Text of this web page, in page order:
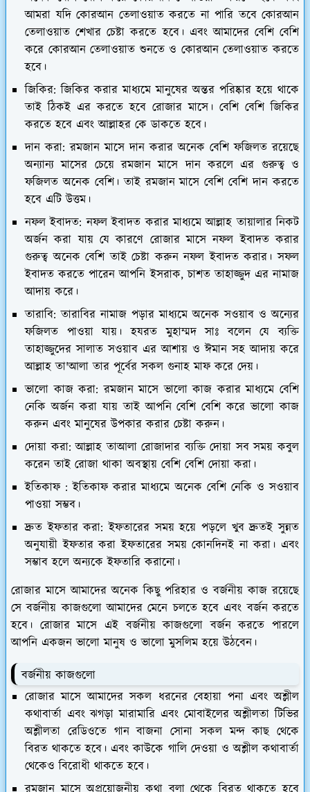
আমরা যদি কোরআন তেলাওয়াত করতে না পারি তবে কোরআন
তেলাওয়াত শেখার চেষ্টা করতে হবে। এবং আমাদের বেশি বেশি
করে কোরআন তেলাওয়াত শুনতে ও কোরআন তেলাওয়াত করতে
হবে।
জিকির: জিকির করার মাধ্যমে মানুষের অন্তর পরিষ্কার হয়ে থাকে
তাই ঠিকই এর করতে হবে রোজার মাসে। বেশি বেশি জিকির
করতে হবে এবং আল্লাহর কে ডাকতে হবে।
দান করা: রমজান মাসে দান করার অনেক বেশি ফজিলত রয়েছে
অন্যান্য মাসের চেয়ে রমজান মাসে দান করলে এর গুরুত্ব ও
ফজিলত অনেক বেশি। তাই রমজান মাসে বেশি বেশি দান করতে
হবে এটি উত্তম।
নফল ইবাদত: নফল ইবাদত করার মাধ্যমে আল্লাহ তায়ালার নিকট
অর্জন করা যায় যে কারণে রোজার মাসে নফল ইবাদত করার
গুরুত্ব অনেক বেশি তাই চেষ্টা করুন নফল ইবাদত করার। সফল
ইবাদত করতে পারেন আপনি ইসরাক, চাশত তাহাজ্জুদ এর নামাজ
আদায় করে।
তারাবি: তারাবির নামাজ পড়ার মাধ্যমে অনেক সওয়াব ও অন্যের
ফজিলত পাওয়া যায়। হযরত মুহাম্মদ সাঃ বলেন যে ব্যক্তি
তাহাজ্জুদের সালাত সওয়াব এর আশায় ও ঈমান সহ আদায় করে
আল্লাহ তা'আলা তার পূর্বের সকল গুনাহ মাফ করে দেয়।
ভালো কাজ করা: রমজান মাসে ভালো কাজ করার মাধ্যমে বেশি
নেকি অর্জন করা যায় তাই আপনি বেশি বেশি করে ভালো কাজ
করুন এবং মানুষের উপকার করার চেষ্টা করুন।
দোয়া করা: আল্লাহ তাআলা রোজাদার ব্যক্তি দোয়া সব সময় কবুল
করেন তাই রোজা থাকা অবস্থায় বেশি বেশি দোয়া করা।
ইতিকাফ : ইতিকাফ করার মাধ্যমে অনেক বেশি নেকি ও সওয়াব
পাওয়া সম্ভব।
দ্রুত ইফতার করা: ইফতারের সময় হয়ে পড়লে খুব দ্রুতই সুন্নত
অনুযায়ী ইফতার করা ইফতারের সময় কোনদিনই না করা। এবং
সম্ভাব হলে অন্যকে ইফতারি করানো।
রোজার মাসে আমাদের অনেক কিছু পরিহার ও বর্জনীয় কাজ রয়েছে
সে বর্জনীয় কাজগুলো আমাদের মেনে চলতে হবে এবং বর্জন করতে
হবে। রোজার মাসে এই বর্জনীয় কাজগুলো বর্জন করতে পারলে
আপনি একজন ভালো মানুষ ও ভালো মুসলিম হয়ে উঠবেন।
বর্জনীয় কাজগুলো
রোজার মাসে আমাদের সকল ধরনের বেহায়া পনা এবং অশ্লীল
কথাবার্তা এবং ঝগড়া মারামারি এবং মোবাইলের অশ্লীলতা টিভির
অশ্লীলতা রেডিওতে গান বাজনা সোনা সকল মন্দ কাছ থেকে
বিরত থাকতে হবে। এবং কাউকে গালি দেওয়া ও অশ্লীল কথাবার্তা
থেকেও বিরোধী থাকতে হবে।